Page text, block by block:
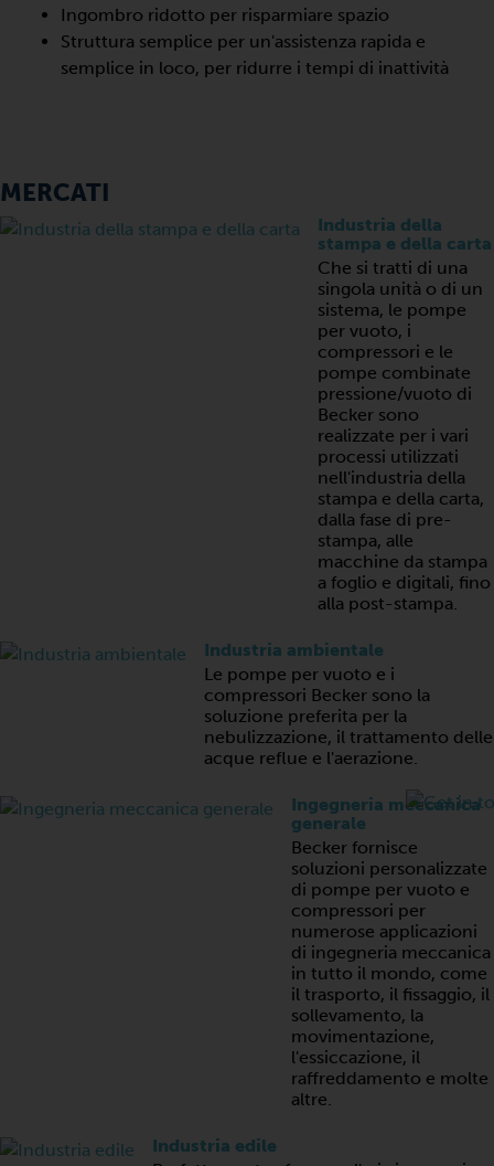
Ingombro ridotto per risparmiare spazio
Struttura semplice per un'assistenza rapida e
semplice in loco, per ridurre i tempi di inattività
MERCATI
Industria della
stampa e della carta
Che si tratti di una
singola unità o di un
sistema, le pompe
per vuoto, i
compressori e le
pompe combinate
pressione/vuoto di
Becker sono
realizzate per i vari
processi utilizzati
nell'industria della
stampa e della carta,
dalla fase di pre-
stampa, alle
macchine da stampa
a foglio e digitali, fino
alla post-stampa.
Industria ambientale
Le pompe per vuoto e i
compressori Becker sono la
soluzione preferita per la
nebulizzazione, il trattamento delle
acque reflue e l'aerazione.
Ingegneria meccanica
generale
Becker fornisce
soluzioni personalizzate
di pompe per vuoto e
compressori per
numerose applicazioni
di ingegneria meccanica
in tutto il mondo, come
il trasporto, il fissaggio, il
sollevamento, la
movimentazione,
l'essiccazione, il
raffreddamento e molte
altre.
Industria edile